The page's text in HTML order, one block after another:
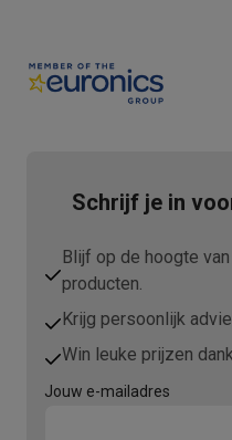
Schrijf je in
Blijf op de hoogte
producten.
Krijg persoonlijk
Win leuke prijzen
Jouw e-mailadres